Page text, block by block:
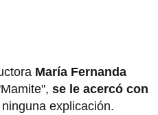
María Fernanda
se le acercó con
explicación.